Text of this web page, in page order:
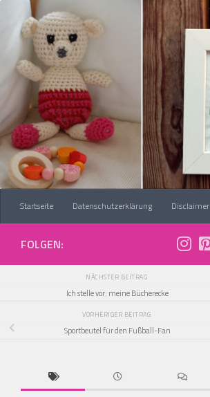
Zum Inhalt springen
Startseite Datenschutzerklärung Disclaimer
FOLGEN:
NÄCHSTER BEITRAG
Ich stelle vor: meine Bücherecke
VORHERIGER BEITRAG
Sportbeutel für den Fußball-Fan